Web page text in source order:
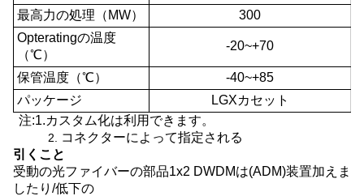
最高力の処理（MW）
300
Opteratingの温度
（℃）
-20~+70
保管温度（℃）
-40~+85
パッケージ
LGXカセット
注:1.カスタム化は利用できます。
2.
コネクターによって指定される
引くこと
受動の光ファイバーの部品1x2 DWDMは(ADM)装置加えま
したり/低下の